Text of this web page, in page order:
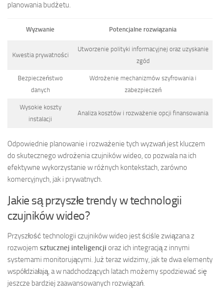
planowania budżetu.
Wyzwanie Potencjalne rozwiązania
Kwestia prywatności
Utworzenie polityki informacyjnej oraz uzyskanie
zgód
Bezpieczeństwo
danych
Wdrożenie mechanizmów szyfrowania i
zabezpieczeń
Wysokie koszty
instalacji
Analiza kosztów i rozważenie opcji finansowania
Odpowiednie planowanie i rozważenie tych wyzwań jest kluczem
do skutecznego wdrożenia czujników wideo, co pozwala na ich
efektywne wykorzystanie w różnych kontekstach, zarówno
komercyjnych, jak i prywatnych.
Jakie są przyszłe trendy w technologii
czujników wideo?
Przyszłość technologii czujników wideo jest ściśle związana z
rozwojem sztucznej inteligencji oraz ich integracją z innymi
systemami monitorującymi. Już teraz widzimy, jak te dwa elementy
współdziałają, a w nadchodzących latach możemy spodziewać się
jeszcze bardziej zaawansowanych rozwiązań.